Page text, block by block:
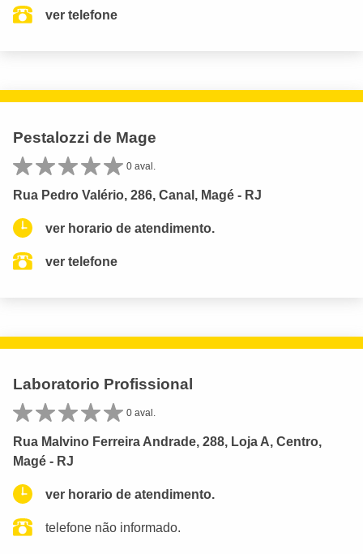
ver telefone
Pestalozzi de Mage
0 aval.
Rua Pedro Valério, 286, Canal, Magé - RJ
ver horario de atendimento.
ver telefone
Laboratorio Profissional
0 aval.
Rua Malvino Ferreira Andrade, 288, Loja A, Centro,
Magé - RJ
ver horario de atendimento.
telefone não informado.